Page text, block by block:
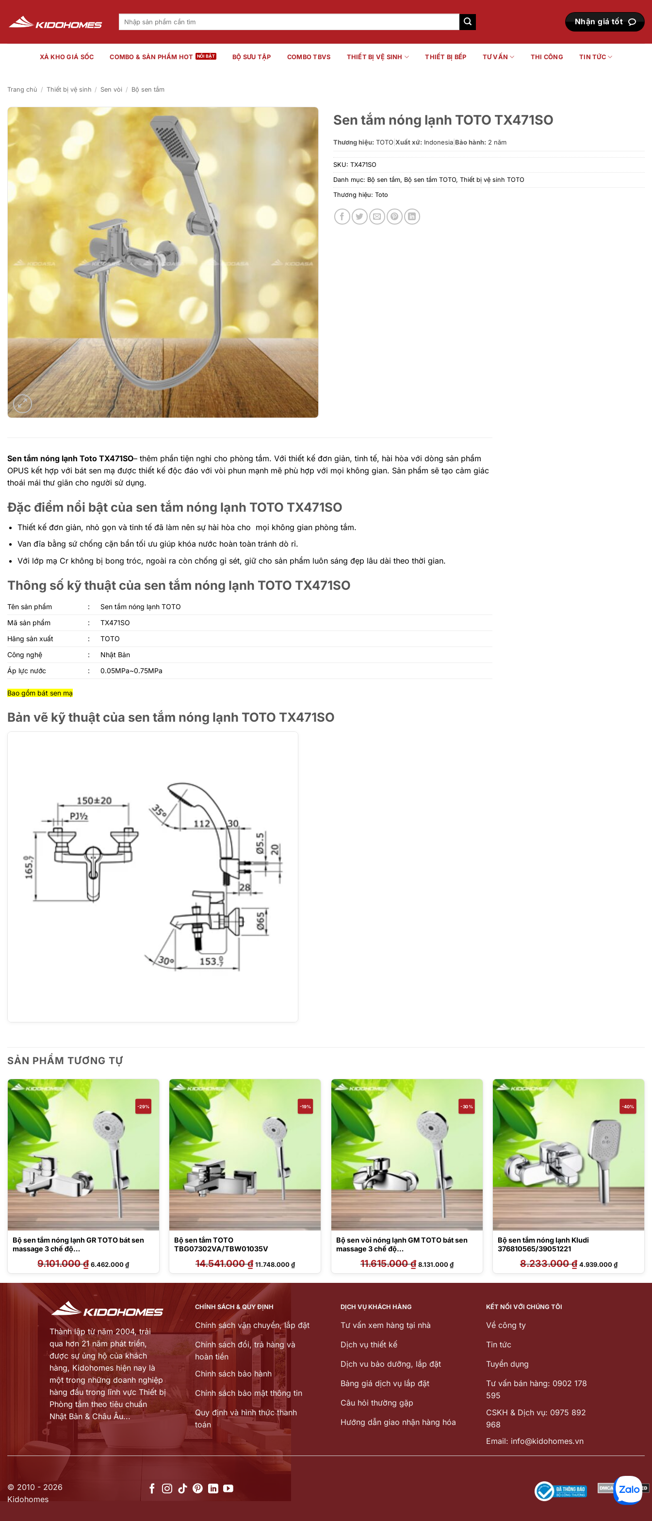
nội
dung
Tìm
Nhận giá tốt
XẢ KHO GIÁ SỐC COMBO & SẢN PHẨM HOT BỘ SƯU TẬP COMBO TBVS THIẾT BỊ VỆ SINH THIẾT BỊ BẾP TƯ VẤN THI CÔNG TIN TỨC
Trang chủ / Thiết bị vệ sinh / Sen vòi / Bộ sen tắm
Sen tắm nóng lạnh TOTO TX471SO
Thương hiệu: TOTO Xuất xứ: Indonesia Bảo hành: 2 năm
SKU: TX471SO
Danh mục: Bộ sen tắm, Bộ sen tắm TOTO, Thiết bị vệ sinh TOTO
Thương hiệu: Toto
Sen tắm nóng lạnh Toto TX471SO– thêm phần tiện nghi cho phòng tắm. Với thiết kế đơn giản, tinh tế, hài hòa với dòng sản phẩm
OPUS kết hợp với bát sen mạ được thiết kế độc đáo với vòi phun mạnh mẽ phù hợp với mọi không gian. Sản phẩm sẽ tạo cảm giác
thoái mái thư giãn cho người sử dụng.
Đặc điểm nổi bật của sen tắm nóng lạnh TOTO TX471SO
Thiết kế đơn giản, nhỏ gọn và tinh tế đã làm nên sự hài hòa cho mọi không gian phòng tắm.
Van đĩa bằng sứ chống cặn bẩn tối ưu giúp khóa nước hoàn toàn tránh dò rỉ.
Với lớp mạ Cr không bị bong tróc, ngoài ra còn chống gỉ sét, giữ cho sản phẩm luôn sáng đẹp lâu dài theo thời gian.
Thông số kỹ thuật của sen tắm nóng lạnh TOTO TX471SO
Tên sản phẩm :
Sen tắm nóng lạnh TOTO
Mã sản phẩm
:
TX471SO
Hãng sản xuất
:
TOTO
Công nghệ
:
Nhật Bản
Áp lực nước
: 0.05MPa~0.75MPa
Bao gồm bát sen mạ
Bản vẽ kỹ thuật của sen tắm nóng lạnh TOTO TX471SO
SẢN PHẨM TƯƠNG TỰ
-29%
Bộ sen tắm nóng lạnh GR TOTO bát sen
massage 3 chế độ
9.101.000₫ Giá
gốc
là:
6.462.000₫Giá
hiện
tại
6.462.000 ₫.
-19%
Bộ sen tắm TOTO
TBG07302VA/TBW01035V
14.541.000₫ Giá
gốc
là:
11.748.000₫Giá
hiện
tại
11.748.000 ₫.
-30%
Bộ sen vòi nóng lạnh GM TOTO bát sen
massage 3 chế độ
11.615.000₫ Giá
gốc
là:
8.131.000₫Giá
hiện
tại
8.131.000 ₫.
-40%
Bộ sen tắm nóng lạnh Kludi
376810565/39051221
8.233.000₫ Giá
gốc
là:
4.939.000₫Giá
hiện
tại
4.939.000
₫.
Thành lập từ năm 2004, trải
qua hơn 21 năm phát triển,
được sự ủng hộ của khách
hàng, Kidohomes hiện nay là
một trong những doanh nghiệp
hàng đầu trong lĩnh vực Thiết bị
Phòng tắm theo tiêu chuẩn
Nhật Bản & Châu Âu...
CHÍNH SÁCH & QUY ĐỊNH
Chính sách vận chuyển, lắp đặt
Chính sách đổi, trả hàng và
hoàn tiền
Chinh sách bảo hành
Chính sách bảo mật thông tin
Quy định và hình thức thanh
toán
DỊCH VỤ KHÁCH HÀNG
Tư vấn xem hàng tại nhà
Dịch vụ thiết kế
Dịch vu bảo dưỡng, lắp đặt
Bảng giá dịch vụ lắp đặt
Câu hỏi thường gặp
Hướng dẫn giao nhận hàng hóa
KẾT NỐI VỚI CHÚNG TÔI
Về công ty
Tin tức
Tuyển dụng
Tư vấn bán hàng: 0902 178
595
CSKH & Dịch vụ: 0975 892
968
Email: info@kidohomes.vn
© 2010 - 2026
Kidohomes